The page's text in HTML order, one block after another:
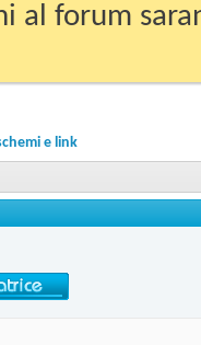
al forum
e link